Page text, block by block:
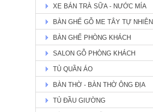
XE BÁN TRÀ SỮA - NƯỚC MÍA
BÀN GHẾ GỖ ME TÂY TỰ NHIÊN
BÀN GHẾ PHÒNG KHÁCH
SALON GỖ PHÒNG KHÁCH
TỦ QUẦN ÁO
BÀN THỜ - BÀN THỜ ÔNG ĐỊA
TỦ ĐẦU GIƯỜNG
Chi Tiết